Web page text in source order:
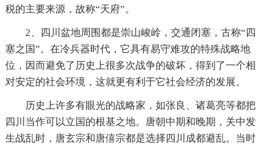
税的主要来源，故称“天府”。
2、四川盆地周围都是崇山峻岭，交通闭塞，古称“四
塞之国”。在冷兵器时代，它具有易守难攻的特殊战略地
位，因而避免了历史上很多次战争的破坏，得到了一个相
对安定的社会环境，这就更有利于它社会经济的发展。
历史上许多有眼光的战略家，如张良、诸葛亮等都把
四川当作可以立国的根基之地。唐朝中期和晚期，关中发
生战乱时，唐玄宗和唐僖宗都是选择四川成都避乱。当时